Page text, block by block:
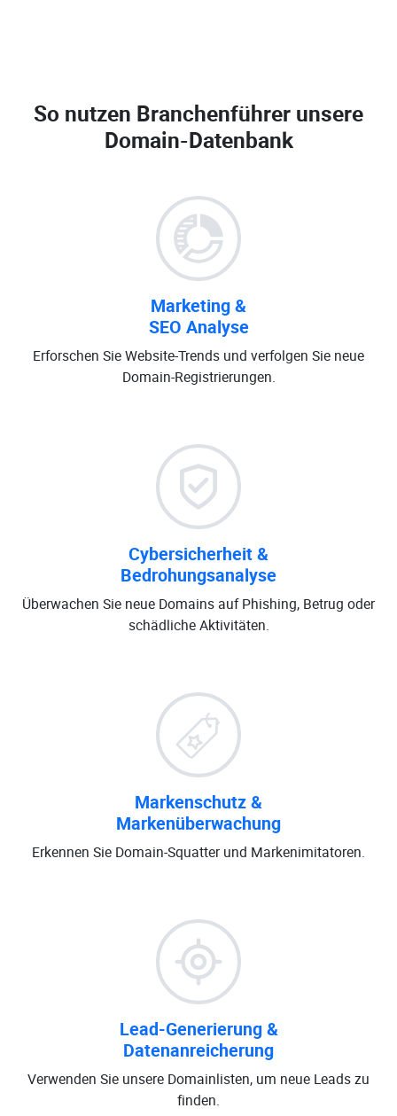
So nutzen Branchenführer unsere
Domain-Datenbank
Marketing &
SEO Analyse
Erforschen Sie Website-Trends und verfolgen Sie neue
Domain-Registrierungen.
Cybersicherheit &
Bedrohungsanalyse
Überwachen Sie neue Domains auf Phishing, Betrug oder
schädliche Aktivitäten.
Markenschutz &
Markenüberwachung
Erkennen Sie Domain-Squatter und Markenimitatoren.
Lead-Generierung &
Datenanreicherung
Verwenden Sie unsere Domainlisten, um neue Leads zu
finden.